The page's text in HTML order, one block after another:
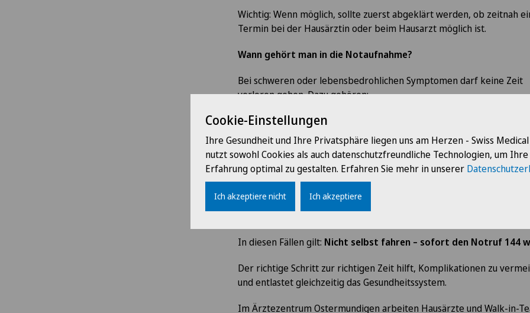
Wichtig: Wenn möglich, sollte zuerst abgeklärt werden, ob zeitnah
Termin bei der Hausärztin oder beim Hausarzt möglich ist.
Wann gehört man in die Notaufnahme?
Bei schweren oder lebensbedrohlichen Symptomen darf keine Zeit
verloren gehen. Dazu gehören:
Brustschmerzen
Plötzliche Lähmungserscheinungen oder Sprachstörungen
Atemnot
Schwere Unfälle oder offene Brüche
In diesen Fällen gilt: Nicht selbst fahren – sofort den Notruf 144
Der richtige Schritt zur richtigen Zeit hilft, Komplikationen zu
und entlastet gleichzeitig das Gesundheitssystem.
Im Ärztezentrum Ostermundigen arbeiten Hausärzte und Walk-in-
Cookie-Einstellungen
Ihre Gesundheit und Ihre Privatsphäre liegen uns am Herzen - Swiss
nutzt sowohl Cookies als auch datenschutzfreundliche Technologien, um
Erfahrung optimal zu gestalten. Erfahren Sie mehr in unserer
Ich akzeptiere nicht Ich akzeptiere